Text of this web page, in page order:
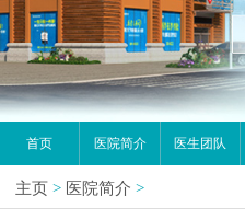
首页 医院简介 医生团队
主页 > 医院简介 >